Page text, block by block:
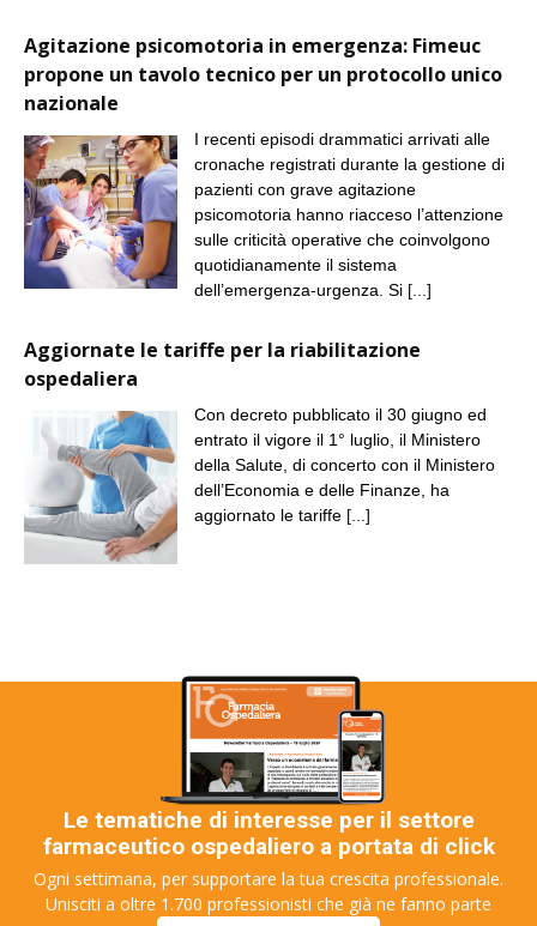
Agitazione psicomotoria in emergenza: Fimeuc
propone un tavolo tecnico per un protocollo unico
nazionale
I recenti episodi drammatici arrivati alle
cronache registrati durante la gestione di
pazienti con grave agitazione
psicomotoria hanno riacceso l’attenzione
sulle criticità operative che coinvolgono
quotidianamente il sistema
dell’emergenza-urgenza. Si [...]
Aggiornate le tariffe per la riabilitazione
ospedaliera
Con decreto pubblicato il 30 giugno ed
entrato il vigore il 1° luglio, il Ministero
della Salute, di concerto con il Ministero
dell’Economia e delle Finanze, ha
aggiornato le tariffe [...]
Le tematiche di interesse per il settore
farmaceutico ospedaliero a portata di click
Ogni settimana, per supportare la tua crescita professionale.
Unisciti a oltre 1.700 professionisti che già ne fanno parte